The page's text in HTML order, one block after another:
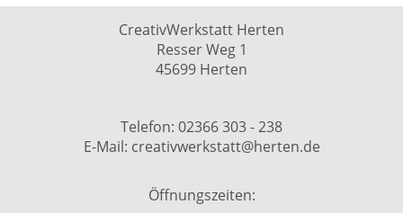
CreativWerkstatt Herten
Resser Weg 1
45699 Herten
Telefon: 02366 303 - 238
E-Mail: creativwerkstatt@herten.de
Öffnungszeiten: